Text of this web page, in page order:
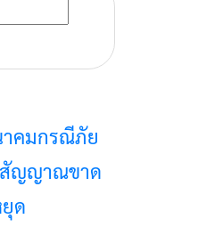
าคมกรณีภัย
สัญญาณขาด
ด